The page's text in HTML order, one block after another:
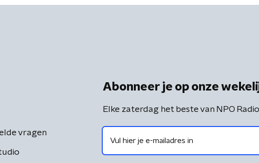
vragen
Abonneer je op onze
Elke zaterdag het beste van NPO